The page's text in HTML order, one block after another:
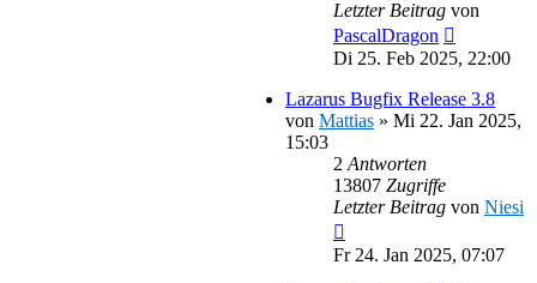
Letzter Beitrag von
PascalDragon
Di 25. Feb 2025, 22:00
Lazarus Bugfix Release 3.8
von Mattias » Mi 22. Jan 2025,
15:03
2 Antworten
13807 Zugriffe
Letzter Beitrag von Niesi
Fr 24. Jan 2025, 07:07